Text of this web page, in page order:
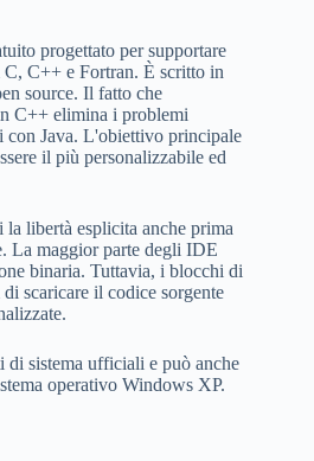
progettato per supportare
C++ e Fortran. È scritto in
source. Il fatto che
C++ elimina i problemi
Java. L'obiettivo principale
il più personalizzabile ed
libertà esplicita anche prima
La maggior parte degli IDE
binaria. Tuttavia, i blocchi di
scaricare il codice sorgente
sistema ufficiali e può anche
operativo Windows XP.